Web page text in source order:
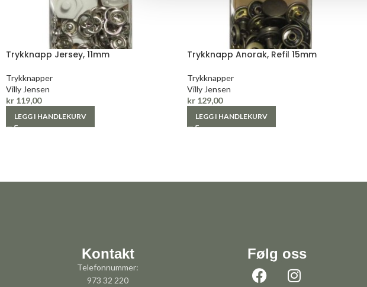
Trykknapp Jersey, 11mm
Trykknapper
Villy Jensen
kr 119,00
LEGG I HANDLEKURV
Trykknapp Anorak, Refil 15mm
Trykknapper
Villy Jensen
kr129,00
LEGG I HANDLEKURV
Kontakt
Telefonnummer:
973 32 220
Følg oss